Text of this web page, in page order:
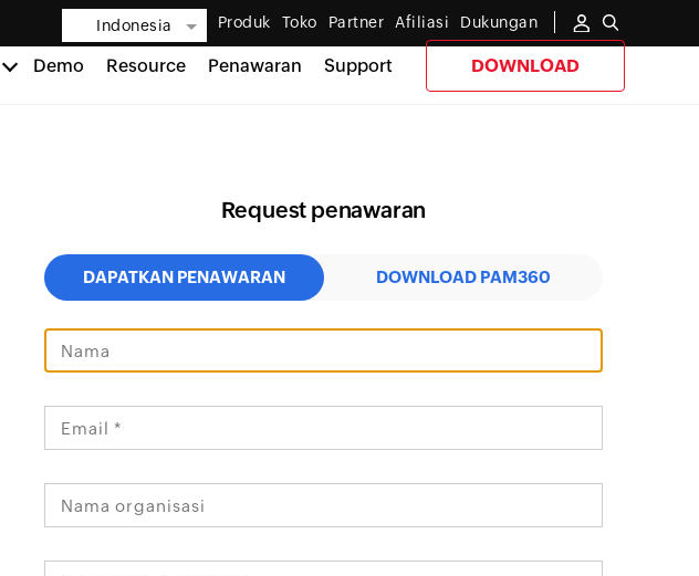
Indonesia Produk Toko Partner Afiliasi Dukungan
Demo Resource Penawaran Support DOWNLOAD
Request penawaran
DAPATKAN PENAWARAN DOWNLOAD PAM360